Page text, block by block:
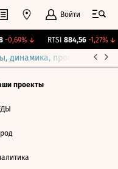
Войти
-0,69%↓ RTSI 884,56 -1,27%↓
динамика, прогнозы
проекты